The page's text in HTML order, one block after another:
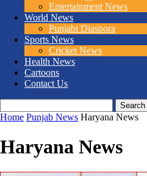
Entertainment News
World News
Punjabi Diaspora
Sports News
Cricket News
Health News
Cartoons
Contact Us
Home Punjab News Haryana News
Haryana News